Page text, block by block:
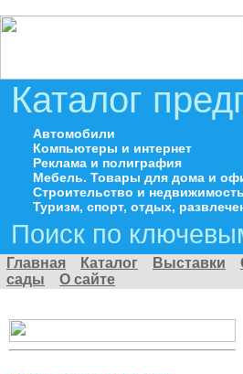
Каталог
Автомобили
Компьютеры и интернет
Реклама и полиграфия
Мебель. Товары для дома и
Строительство и недвижимость
Туризм, спорт, отдых,
Поиск по
Главная Каталог Выставки
сады
О сайте